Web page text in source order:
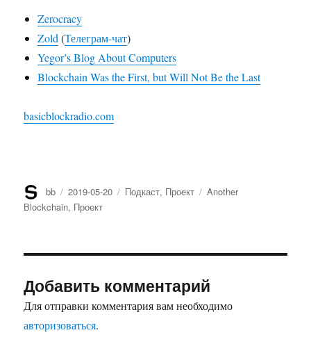
Zerocracy
Zold(Телеграм-чат)
Yegor’s Blog About Computers
Blockchain Was the First, but Will Not Be the Last
basicblockradio.com
Автор
bb Опубликовано
2019-05-20 Рубрики
Подкаст, Проект Метки
Another
Blockchain, Проект
Добавить комментарий
Для отправки комментария вам необходимо
авторизоваться.